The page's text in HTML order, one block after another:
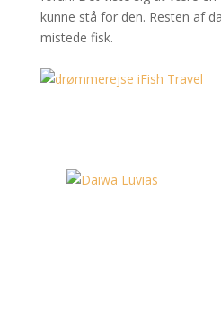
kunne stå for den. Resten af
mistede fisk.